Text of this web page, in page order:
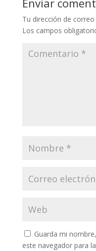
Enviar
Tu dirección de
Los campos
Guarda mi
este navegador para